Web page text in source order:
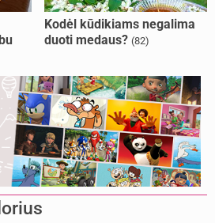
Kodėl kūdikiams negalima
duoti medaus? (82)